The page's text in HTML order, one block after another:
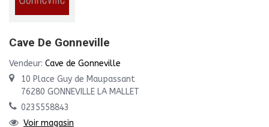
Cave De Gonneville
Vendeur: Cave de Gonneville
10 Place Guy de Maupassant
76280 GONNEVILLE LA MALLET
0235558843
Voir magasin